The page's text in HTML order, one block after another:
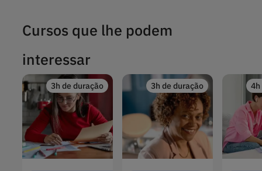
Cursos que lhe podem
interessar
3h de duração 3h de duração 4h